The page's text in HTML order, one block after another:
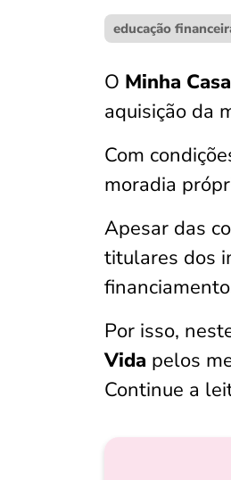
educação
O Minha
aquisição da
Com
moradia
Apesar das
titulares dos
Por isso,
Vida pelos
Continue a